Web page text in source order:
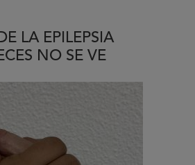
LA EPILEPSIA
NO SE VE